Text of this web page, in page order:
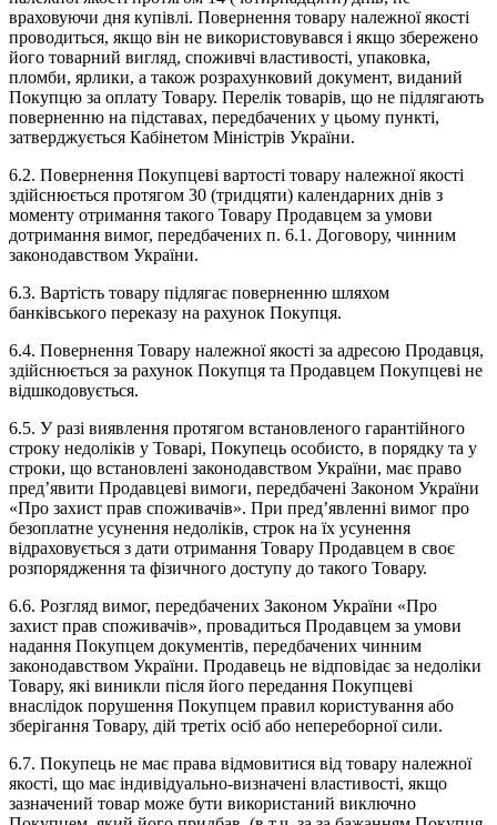
враховуючи дня купівлі. Повернення товару належної якості
проводиться, якщо він не використовувався і якщо збережено
його товарний вигляд, споживчі властивості, упаковка,
пломби, ярлики, а також розрахунковий документ, виданий
Покупцю за оплату Товару. Перелік товарів, що не підлягають
поверненню на підставах, передбачених у цьому пункті,
затверджується Кабінетом Міністрів України.
6.2. Повернення Покупцеві вартості товару належної якості
здійснюється протягом 30 (тридцяти) календарних днів з
моменту отримання такого Товару Продавцем за умови
дотримання вимог, передбачених п. 6.1. Договору, чинним
законодавством України.
6.3. Вартість товару підлягає поверненню шляхом
банківського переказу на рахунок Покупця.
6.4. Повернення Товару належної якості за адресою Продавця,
здійснюється за рахунок Покупця та Продавцем Покупцеві не
відшкодовується.
6.5. У разі виявлення протягом встановленого гарантійного
строку недоліків у Товарі, Покупець особисто, в порядку та у
строки, що встановлені законодавством України, має право
пред’явити Продавцеві вимоги, передбачені Законом України
«Про захист прав споживачів». При пред’явленні вимог про
безоплатне усунення недоліків, строк на їх усунення
відраховується з дати отримання Товару Продавцем в своє
розпорядження та фізичного доступу до такого Товару.
6.6. Розгляд вимог, передбачених Законом України «Про
захист прав споживачів», провадиться Продавцем за умови
надання Покупцем документів, передбачених чинним
законодавством України. Продавець не відповідає за недоліки
Товару, які виникли після його передання Покупцеві
внаслідок порушення Покупцем правил користування або
зберігання Товару, дій третіх осіб або непереборної сили.
6.7. Покупець не має права відмовитися від товару належної
якості, що має індивідуально-визначені властивості, якщо
зазначений товар може бути використаний виключно